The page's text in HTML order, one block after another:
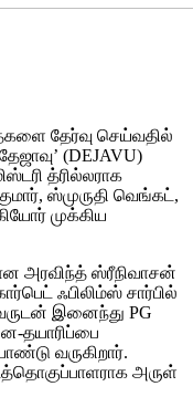
தேர்வு செய்வதில்
(DEJAVU)
த்ரில்லராக
ஸ்முருதி வெங்கட்,
முக்கிய
அரவிந்த் ஸ்ரீநிவாசன்
ஃபிலிம்ஸ் சார்பில்
இனைந்து PG
தயாரிப்பை
வருகிறார்.
அருள்